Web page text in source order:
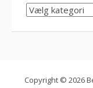
KATEGORIER
Copyright © 2026